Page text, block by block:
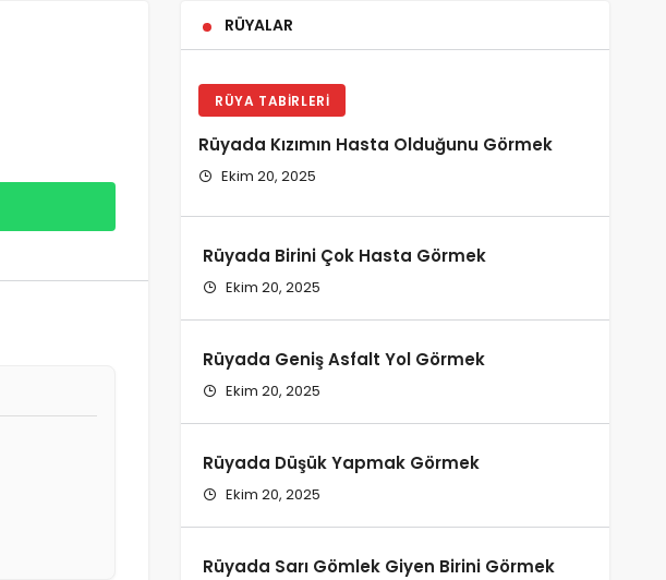
RÜYALAR
RÜYA TABIRLERI
Rüyada Kızımın Hasta Olduğunu Görmek
Ekim 20, 2025
Rüyada Birini Çok Hasta Görmek
Ekim 20, 2025
Rüyada Geniş Asfalt Yol Görmek
Ekim 20, 2025
Rüyada Düşük Yapmak Görmek
Ekim 20, 2025
Rüyada Sarı Gömlek Giyen Birini Görmek